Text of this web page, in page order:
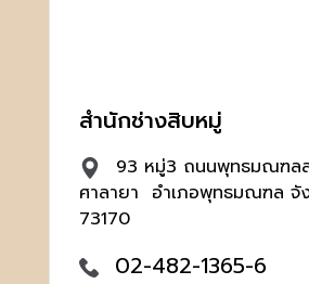
สำนักช่างสิบหมู่
93 หมู่3 ถนนพุทธมณฑล
ศาลายา อำเภอพุทธมณฑล จั
73170
02-482-1365-6